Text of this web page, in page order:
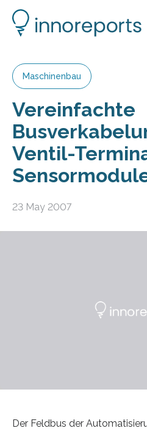
Maschinenbau
Vereinfachte
Ventil-
23 May 2007
Der Feldbus der